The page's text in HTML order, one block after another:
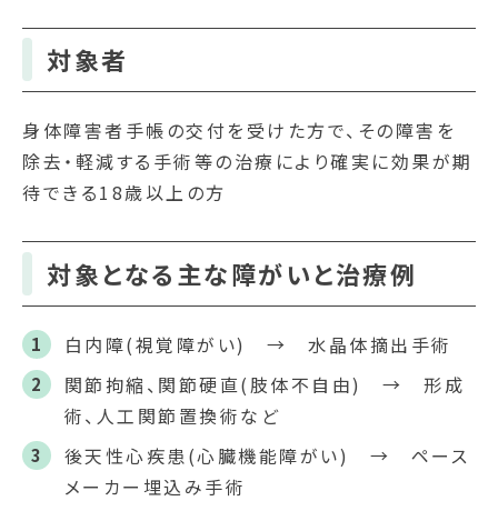
対象者
身体障害者手帳の交付を受けた方で、その障害を
除去・軽減する手術等の治療により確実に効果が期
待できる18歳以上の方
対象となる主な障がいと治療例
白内障(視覚障がい) → 水晶体摘出手術
関節拘縮、関節硬直(肢体不自由) → 形成
術、人工関節置換術など
後天性心疾患(心臓機能障がい) → ペース
メーカー埋込み手術